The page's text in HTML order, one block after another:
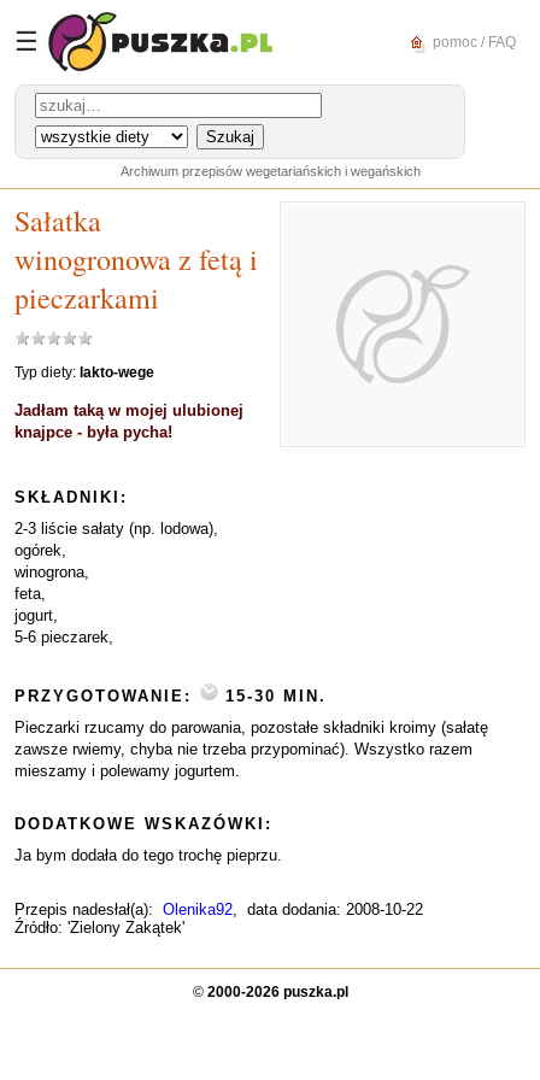
☰ pomoc / FAQ
Archiwum przepisów wegetariańskich i wegańskich
Sałatka
winogronowa z fetą i
pieczarkami
Typ diety: lakto-wege
Jadłam taką w mojej ulubionej
knajpce - była pycha!
SKŁADNIKI:
2-3 liście sałaty (np. lodowa),
ogórek,
winogrona,
feta,
jogurt,
5-6 pieczarek,
PRZYGOTOWANIE:
15-30 MIN.
Pieczarki rzucamy do parowania, pozostałe składniki kroimy (sałatę
zawsze rwiemy, chyba nie trzeba przypominać). Wszystko razem
mieszamy i polewamy jogurtem.
DODATKOWE WSKAZÓWKI:
Ja bym dodała do tego trochę pieprzu.
Przepis nadesłał(a): Olenika92, data dodania: 2008-10-22
Źródło: 'Zielony Zakątek'
© 2000-2026 puszka.pl